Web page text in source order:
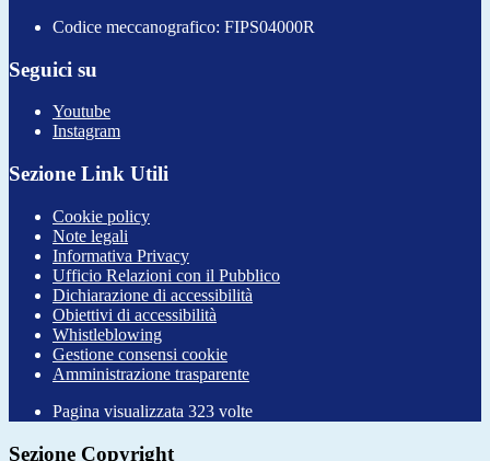
Codice meccanografico: FIPS04000R
Seguici su
Youtube
Instagram
Sezione Link Utili
Cookie policy
Note legali
Informativa Privacy
Ufficio Relazioni con il Pubblico
Dichiarazione di accessibilità
Obiettivi di accessibilità
Whistleblowing
Gestione consensi cookie
Amministrazione trasparente
Pagina visualizzata 323 volte
Sezione Copyright